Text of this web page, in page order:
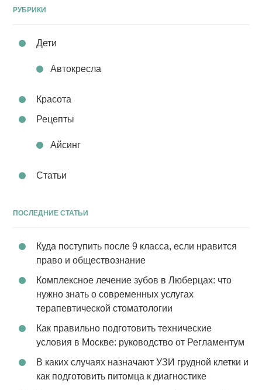
РУБРИКИ
Дети
Автокресла
Красота
Рецепты
Айсинг
Статьи
ПОСЛЕДНИЕ СТАТЬИ
Куда поступить после 9 класса, если нравится
право и обществознание
Комплексное лечение зубов в Люберцах: что
нужно знать о современных услугах
терапевтической стоматологии
Как правильно подготовить технические
условия в Москве: руководство от Регламентум
В каких случаях назначают УЗИ грудной клетки и
как подготовить питомца к диагностике